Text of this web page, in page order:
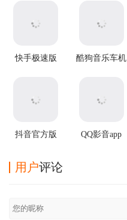
快手极速版
酷狗音乐车机
抖音官方版 QQ影音app
用户评论